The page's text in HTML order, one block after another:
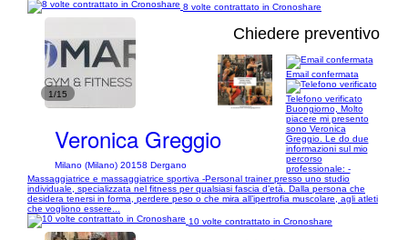
8 volte contrattato in Cronoshare
1/15
Chiedere preventivo
Veronica Greggio
Milano (Milano) 20158 Dergano
Email confermata
Telefono verificato
Buongiorno, Molto
piacere mi presento
sono Veronica
Greggio. Le do due
informazioni sul mio
percorso
professionale: -
Massaggiatrice e massaggiatrice sportiva -Personal trainer presso uno studio
individuale, specializzata nel fitness per qualsiasi fascia d’età. Dalla persona che
desidera tenersi in forma, perdere peso o che mira all’ipertrofia muscolare, agli atleti
che vogliono essere...
10 volte contrattato in Cronoshare